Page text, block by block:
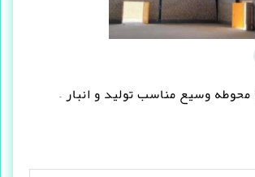
وسیع مناسب تولید و انبار –